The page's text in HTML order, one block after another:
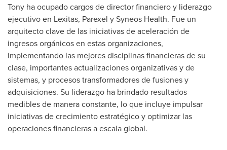
Tony ha ocupado cargos de director financiero y liderazgo
ejecutivo en Lexitas, Parexel y Syneos Health. Fue un
arquitecto clave de las iniciativas de aceleración de
ingresos orgánicos en estas organizaciones,
implementando las mejores disciplinas financieras de su
clase, importantes actualizaciones organizativas y de
sistemas, y procesos transformadores de fusiones y
adquisiciones. Su liderazgo ha brindado resultados
medibles de manera constante, lo que incluye impulsar
iniciativas de crecimiento estratégico y optimizar las
operaciones financieras a escala global.